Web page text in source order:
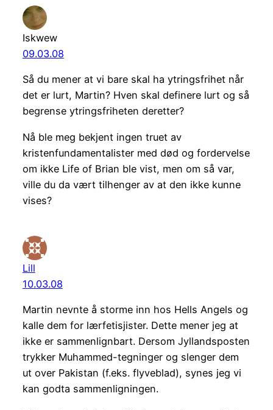
Iskwew
09.03.08
Så du mener at vi bare skal ha ytringsfrihet når
det er lurt, Martin? Hven skal definere lurt og så
begrense ytringsfriheten deretter?
Nå ble meg bekjent ingen truet av
kristenfundamentalister med død og fordervelse
om ikke Life of Brian ble vist, men om så var,
ville du da vært tilhenger av at den ikke kunne
vises?
Lill
10.03.08
Martin nevnte å storme inn hos Hells Angels og
kalle dem for lærfetisjister. Dette mener jeg at
ikke er sammenlignbart. Dersom Jyllandsposten
trykker Muhammed-tegninger og slenger dem
ut over Pakistan (f.eks. flyveblad), synes jeg vi
kan godta sammenligningen.